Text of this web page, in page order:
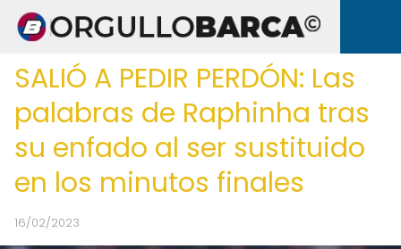
SALIÓ A PEDIR PERDÓN: Las
palabras de Raphinha tras
su enfado al ser sustituido
en los minutos finales
16/02/2023